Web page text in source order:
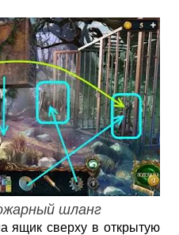
шланг
ящик сверху в открытую